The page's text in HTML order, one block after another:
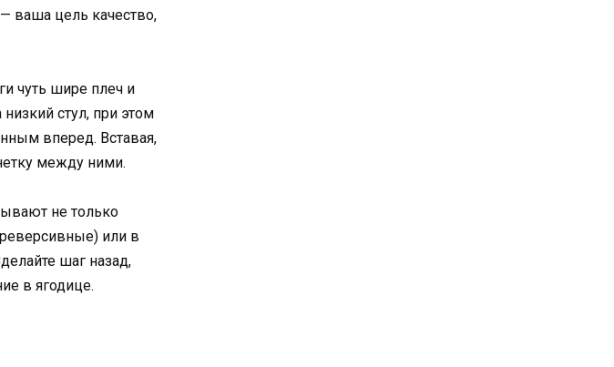
ваша цель качество,
чуть шире плеч и
стул, при этом
вперед. Вставая,
между ними.
не только
или в
шаг назад,
в ягодице.